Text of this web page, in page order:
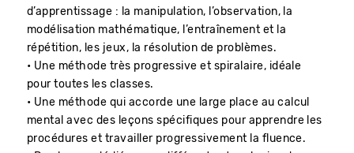
d’apprentissage : la manipulation, l’observation, la
modélisation mathématique, l’entraînement et la
répétition, les jeux, la résolution de problèmes.
• Une méthode très progressive et spiralaire, idéale
pour toutes les classes.
• Une méthode qui accorde une large place au calcul
mental avec des leçons spécifiques pour apprendre les
procédures et travailler progressivement la fluence.